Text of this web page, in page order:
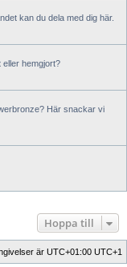
kan du dela med dig här.
eller hemgjort?
Här snackar vi
Hoppa till
är UTC+01:00 UTC+1